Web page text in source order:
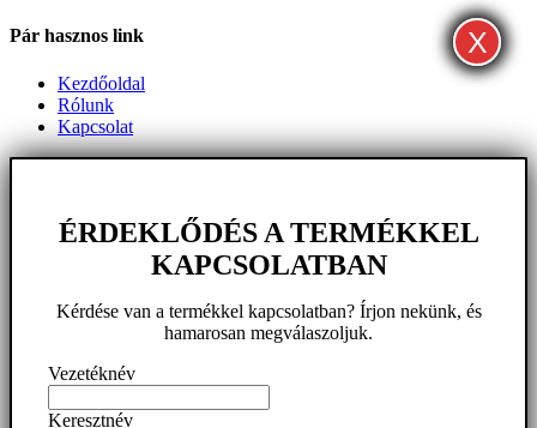
Pár hasznos link
Kezdőoldal
Rólunk
Kapcsolat
ÉRDEKLŐDÉS A TERMÉKKEL
KAPCSOLATBAN
Kérdése van a termékkel kapcsolatban? Írjon nekünk, és
hamarosan megválaszoljuk.
Vezetéknév
Keresztnév
X
X
X